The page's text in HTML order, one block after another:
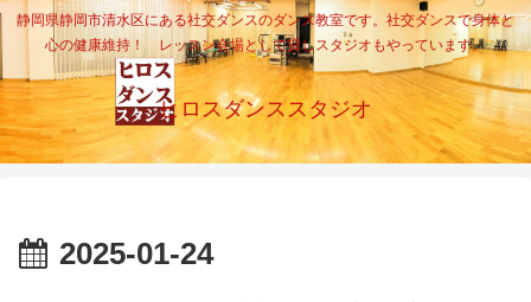
静岡県静岡市清水区にある社交ダンスのダンス教室です。社交ダンスで身体と
心の健康維持！ レッスン会場として貸しスタジオもやっています。
ヒロスダンススタジオ
2025-01-24